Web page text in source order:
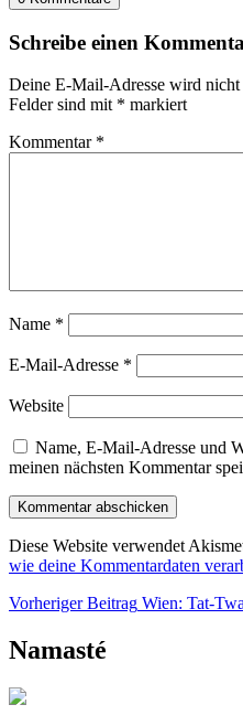
Schreibe einen
Deine E-Mail-Adresse wird
Felder sind mit * markiert
Kommentar *
Name *
E-Mail-Adresse *
Website
Name, E-Mail-Adresse und
meinen nächsten Kommentar
Diese Website verwendet
wie deine Kommentardaten
Beitragsnavigation
Vorheriger Beitrag Wien: Tat-
Namasté